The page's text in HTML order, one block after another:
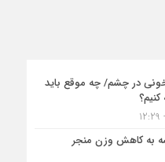
در چشم/ چه موقع باید
به کاهش وزن منجر